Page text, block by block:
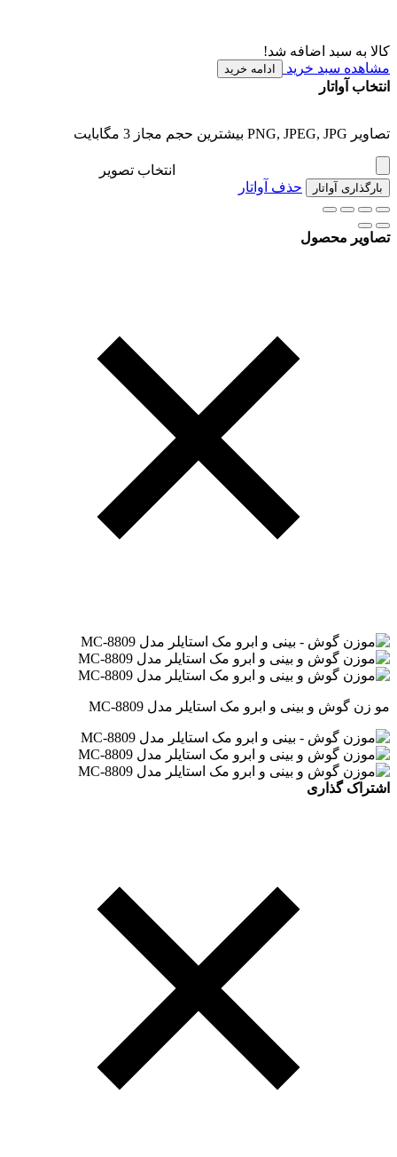
کالا به سبد اضافه شد!
مشاهده سبد خرید
ادامه خرید
انتخاب آواتار
تصاویر PNG, JPEG, JPG بیشترین حجم مجاز 3 مگابایت
انتخاب تصویر
بارگذاری آواتار حذف آواتار
تصاویر محصول
مو زن گوش و بینی و ابرو مک استایلر مدل MC-8809
اشتراک گذاری